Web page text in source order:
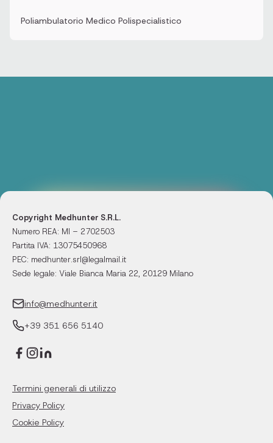
Poliambulatorio Medico Polispecialistico
Copyright Medhunter S.R.L.
Numero REA: MI – 2702503
Partita IVA: 13075450968
PEC: medhunter.srl@legalmail.it
Sede legale: Viale Bianca Maria 22, 20129 Milano
info@medhunter.it
+39 351 656 5140
Termini generali di utilizzo
Privacy Policy
Cookie Policy